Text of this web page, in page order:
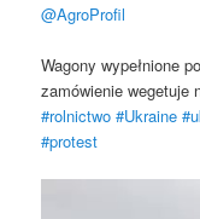
@AgroProfil
Wagony wypełnione
zamówienie
#rolnictwo #Ukraine
#protest